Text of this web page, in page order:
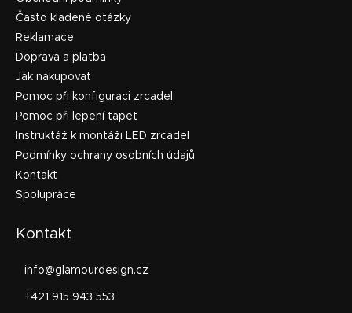
Často kladené otázky
Reklamace
Doprava a platba
Jak nakupovat
Pomoc při konfiguraci zrcadel
Pomoc při lepení tapet
Instruktáž k montáži LED zrcadel
Podmínky ochrany osobních údajů
Kontakt
Spolupráce
Kontakt
info@glamourdesign.cz
+421 915 943 553